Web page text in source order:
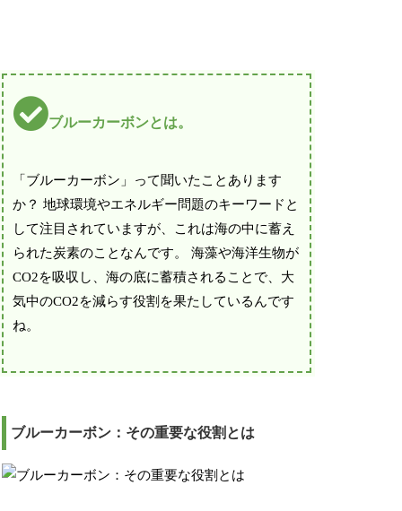
ブルーカーボンとは。
「ブルーカーボン」って聞いたことあります
か？ 地球環境やエネルギー問題のキーワードと
して注目されていますが、これは海の中に蓄え
られた炭素のことなんです。 海藻や海洋生物が
CO2を吸収し、海の底に蓄積されることで、大
気中のCO2を減らす役割を果たしているんです
ね。
ブルーカーボン：その重要な役割とは